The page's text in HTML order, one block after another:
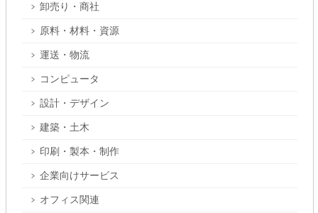
卸売り・商社
原料・材料・資源
運送・物流
コンピュータ
設計・デザイン
建築・土木
印刷・製本・制作
企業向けサービス
オフィス関連